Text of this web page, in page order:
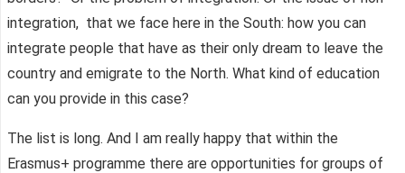
integration, that we face here in the South: how you can
integrate people that have as their only dream to leave the
country and emigrate to the North. What kind of education
can you provide in this case?
The list is long. And I am really happy that within the
Erasmus+ programme there are opportunities for groups of